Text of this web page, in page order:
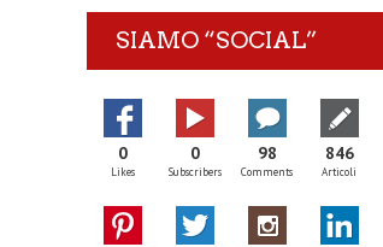
SIAMO “SOCIAL”
0
Likes
0
Subscribers
98
Comments
846
Articoli